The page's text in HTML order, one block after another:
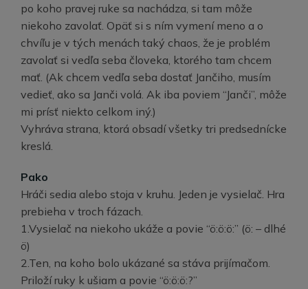
po koho pravej ruke sa nachádza, si tam môže
niekoho zavolať. Opäť si s ním vymení meno a o
chvíľu je v tých menách taký chaos, že je problém
zavolať si vedľa seba človeka, ktorého tam chcem
mať. (Ak chcem vedľa seba dostať Jančiho, musím
vedieť, ako sa Janči volá. Ak iba poviem “Janči”, môže
mi prísť niekto celkom iný.)
Vyhráva strana, ktorá obsadí všetky tri predsednícke
kreslá.
Pako
Hráči sedia alebo stoja v kruhu. Jeden je vysielač. Hra
prebieha v troch fázach.
1.Vysielač na niekoho ukáže a povie “ö:ö:ö:” (ö: – dlhé
ö)
2.Ten, na koho bolo ukázané sa stáva prijímačom.
Priloží ruky k ušiam a povie “ö:ö:ö:?”